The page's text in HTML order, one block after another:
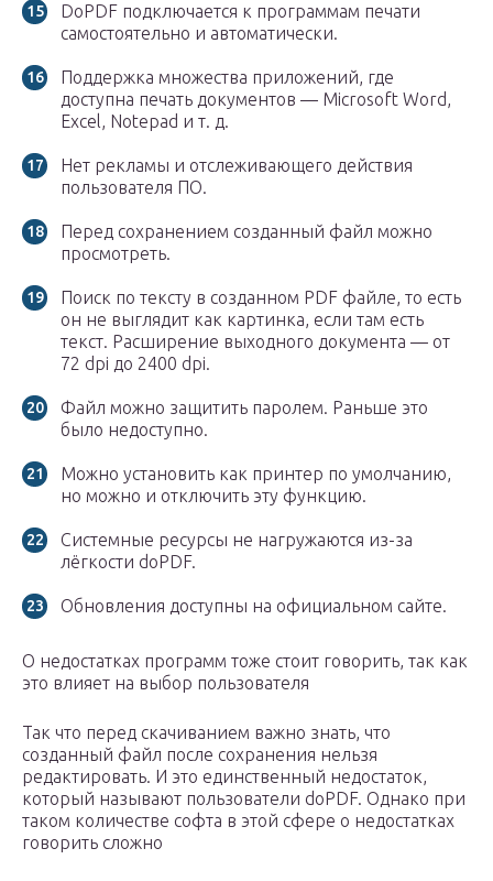
DoPDF подключается к программам печати
самостоятельно и автоматически.
Поддержка множества приложений, где
доступна печать документов — Microsoft Word,
Excel, Notepad и т. д.
Нет рекламы и отслеживающего действия
пользователя ПО.
Перед сохранением созданный файл можно
просмотреть.
Поиск по тексту в созданном PDF файле, то есть
он не выглядит как картинка, если там есть
текст. Расширение выходного документа — от
72 dpi до 2400 dpi.
Файл можно защитить паролем. Раньше это
было недоступно.
Можно установить как принтер по умолчанию,
но можно и отключить эту функцию.
Системные ресурсы не нагружаются из-за
лёгкости doPDF.
Обновления доступны на официальном сайте.
О недостатках программ тоже стоит говорить, так как
это влияет на выбор пользователя
Так что перед скачиванием важно знать, что
созданный файл после сохранения нельзя
редактировать. И это единственный недостаток,
который называют пользователи doPDF. Однако при
таком количестве софта в этой сфере о недостатках
говорить сложно